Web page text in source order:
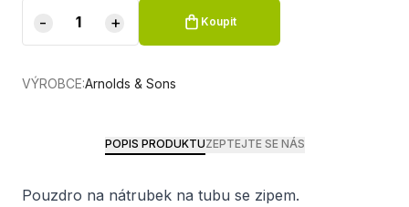
- + Koupit
VÝROBCE:Arnolds & Sons
POPIS PRODUKTUZEPTEJTE SE NÁS
Pouzdro na nátrubek na tubu se zipem.